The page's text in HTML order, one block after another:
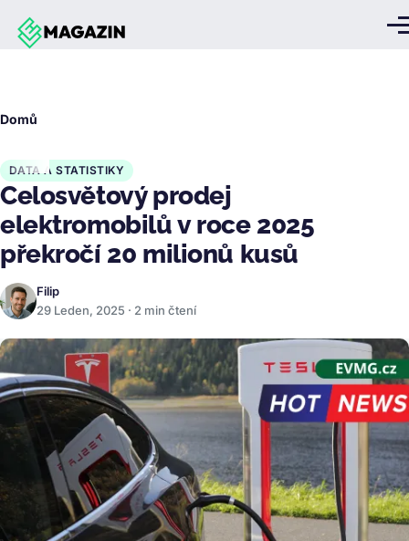
Přejít k hlavnímu obsahu
Domů
DATA A STATISTIKY
Celosvětový prodej
elektromobilů v roce 2025
překročí 20 milionů kusů
Filip
29 Leden, 2025 · 2 min čtení